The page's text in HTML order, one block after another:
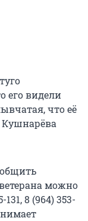
его видели
что её
Кушнарёва
можно
8 (964) 353-